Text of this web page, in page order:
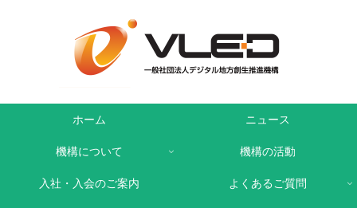
ホーム ニュース
機構について 機構の活動
入社・入会のご案内 よくあるご質問